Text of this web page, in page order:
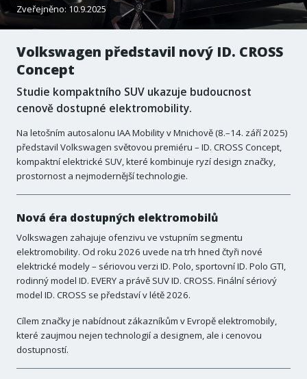
Zveřejněno: 10.9.2025
Volkswagen představil nový ID. CROSS
Concept
Studie kompaktního SUV ukazuje budoucnost
cenově dostupné elektromobility.
Na letošním autosalonu IAA Mobility v Mnichově (8.–14. září 2025)
představil Volkswagen světovou premiéru – ID. CROSS Concept,
kompaktní elektrické SUV, které kombinuje ryzí design značky,
prostornost a nejmodernější technologie.
Nová éra dostupných elektromobilů
Volkswagen zahajuje ofenzivu ve vstupním segmentu
elektromobility. Od roku 2026 uvede na trh hned čtyři nové
elektrické modely – sériovou verzi ID. Polo, sportovní ID. Polo GTI,
rodinný model ID. EVERY a právě SUV ID. CROSS. Finální sériový
model ID. CROSS se představí v létě 2026.
Cílem značky je nabídnout zákazníkům v Evropě elektromobily,
které zaujmou nejen technologií a designem, ale i cenovou
dostupností.